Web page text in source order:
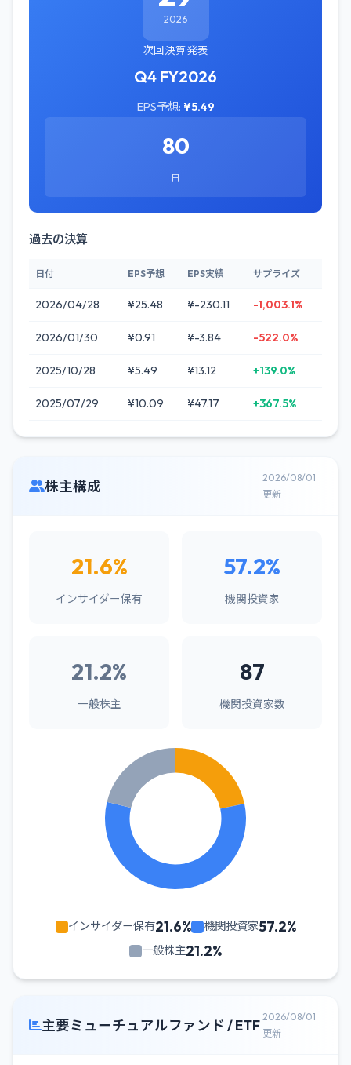
2026
次回決算発表
Q4 FY2026
EPS予想: ¥5.49
80
日
過去の決算
日付 EPS予想 EPS実績 サプライズ
2026/04/28 ¥25.48 ¥-230.11 -1,003.1%
2026/01/30 ¥0.91 ¥-3.84 -522.0%
2025/10/28 ¥5.49 ¥13.12 +139.0%
2025/07/29 ¥10.09 ¥47.17 +367.5%
株主構成
2026/08/01
更新
21.6%
インサイダー保有
57.2%
機関投資家
21.2%
一般株主
87
機関投資家数
インサイダー保有21.6% 機関投資家57.2%
一般株主21.2%
主要ミューチュアルファンド / ETF 2026/08/01
更新